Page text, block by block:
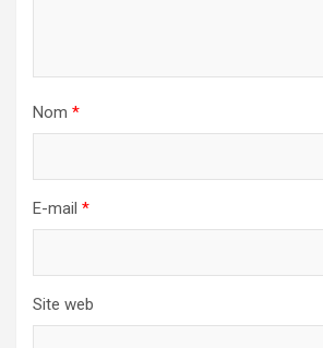
Nom *
E-mail *
Site web